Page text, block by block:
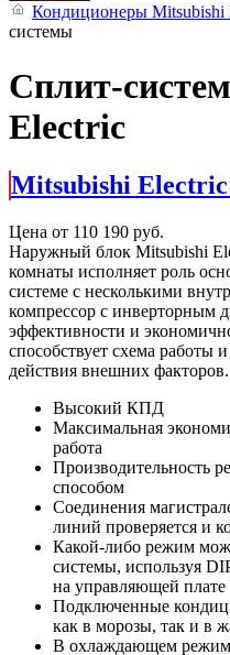
Кондиционеры Mitsubishi
системы
Сплит-
Electric
Mitsubishi
Цена от 110 190 руб.
Наружный блок Mitsubishi
комнаты исполняет роль
системе с несколькими
компрессор с инверторным
эффективности и
способствует схема работы
действия внешних
Высокий КПД
Максимальная
работа
Производительность
способом
Соединения
линий проверяется и
Какой-либо режим
системы, используя
на управляющей плате
Подключенные
как в морозы, так и в
В охлаждающем